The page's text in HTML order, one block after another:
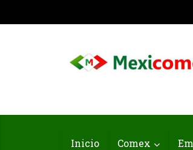
Inicio Comex